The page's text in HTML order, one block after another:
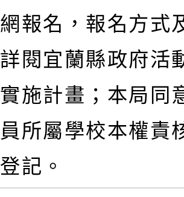
網報名，報名方式
詳閱宜蘭縣政府活
實施計畫；本局同
員所屬學校本權責
登記。